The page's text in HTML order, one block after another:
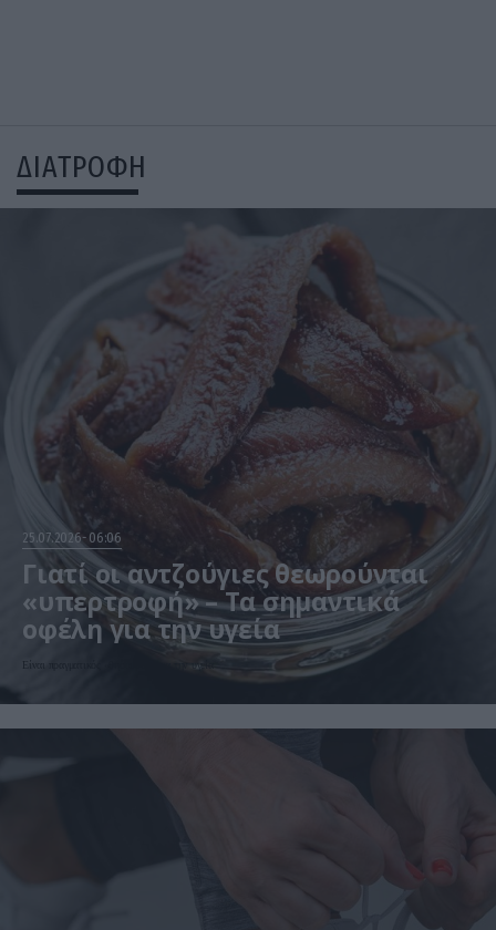
ΔΙΑΤΡΟΦΗ
25.07.2026 06:06
Γιατί οι αντζούγιες θεωρούνται
«υπερτροφή» – Τα σημαντικά
οφέλη για την υγεία
Είναι πραγματικός «θησαυρός» για την υγεία